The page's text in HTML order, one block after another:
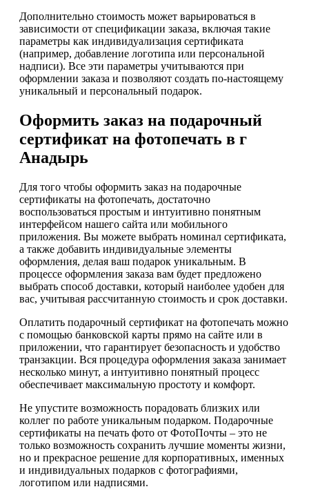
Дополнительно стоимость может варьироваться в
зависимости от спецификации заказа, включая такие
параметры как индивидуализация сертификата
(например, добавление логотипа или персональной
надписи). Все эти параметры учитываются при
оформлении заказа и позволяют создать по-настоящему
уникальный и персональный подарок.
Оформить заказ на подарочный
сертификат на фотопечать в г
Анадырь
Для того чтобы оформить заказ на подарочные
сертификаты на фотопечать, достаточно
воспользоваться простым и интуитивно понятным
интерфейсом нашего сайта или мобильного
приложения. Вы можете выбрать номинал сертификата,
а также добавить индивидуальные элементы
оформления, делая ваш подарок уникальным. В
процессе оформления заказа вам будет предложено
выбрать способ доставки, который наиболее удобен для
вас, учитывая рассчитанную стоимость и срок доставки.
Оплатить подарочный сертификат на фотопечать можно
с помощью банковской карты прямо на сайте или в
приложении, что гарантирует безопасность и удобство
транзакции. Вся процедура оформления заказа занимает
несколько минут, а интуитивно понятный процесс
обеспечивает максимальную простоту и комфорт.
Не упустите возможность порадовать близких или
коллег по работе уникальным подарком. Подарочные
сертификаты на печать фото от ФотоПочты – это не
только возможность сохранить лучшие моменты жизни,
но и прекрасное решение для корпоративных, именных
и индивидуальных подарков с фотографиями,
логотипом или надписями.